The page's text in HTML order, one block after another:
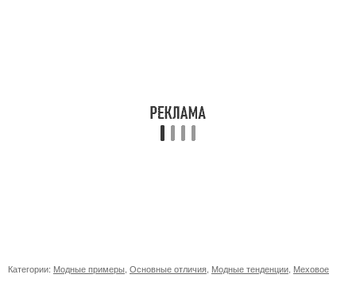
Категории: Модные примеры Основные отличия Модные тенденции Меховое